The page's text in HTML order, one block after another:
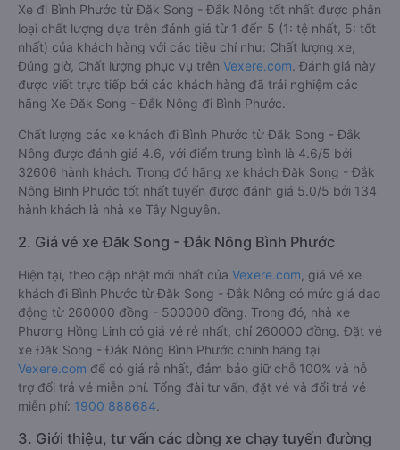
Xe đi Bình Phước từ Đăk Song - Đắk Nông tốt nhất được phân
loại chất lượng dựa trên đánh giá từ 1 đến 5 (1: tệ nhất, 5: tốt
nhất) của khách hàng với các tiêu chí như: Chất lượng xe,
Đúng giờ, Chất lượng phục vụ trên Vexere.com. Đánh giá này
được viết trực tiếp bởi các khách hàng đã trải nghiệm các
hãng Xe Đăk Song - Đắk Nông đi Bình Phước.
Chất lượng các xe khách đi Bình Phước từ Đăk Song - Đắk
Nông được đánh giá 4.6, với điểm trung bình là 4.6/5 bởi
32606 hành khách. Trong đó hãng xe khách Đăk Song - Đắk
Nông Bình Phước tốt nhất tuyến được đánh giá 5.0/5 bởi 134
hành khách là nhà xe Tây Nguyên.
2. Giá vé xe Đăk Song - Đắk Nông Bình Phước
Hiện tại, theo cập nhật mới nhất của Vexere.com , giá vé xe
khách đi Bình Phước từ Đăk Song - Đắk Nông có mức giá dao
động từ 260000 đồng - 500000 đồng. Trong đó, nhà xe
Phương Hồng Linh có giá vé rẻ nhất, chỉ 260000 đồng. Đặt vé
xe Đăk Song - Đắk Nông Bình Phước chính hãng tại
Vexere.com để có giá rẻ nhất, đảm bảo giữ chỗ 100% và hỗ
trợ đổi trả vé miễn phí. Tổng đài tư vấn, đặt vé và đổi trả vé
miễn phí: 1900 888684.
3. Giới thiệu, tư vấn các dòng xe chạy tuyến đường